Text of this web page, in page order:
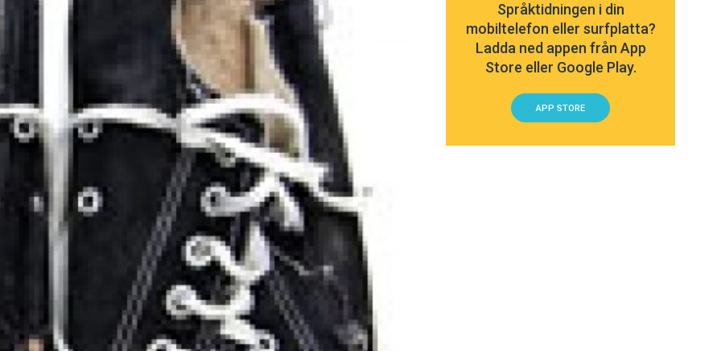
digitalt
Språktidningen i din
mobiltelefon eller surfplatta?
Ladda ned appen från App
Store eller Google Play.
APP STORE